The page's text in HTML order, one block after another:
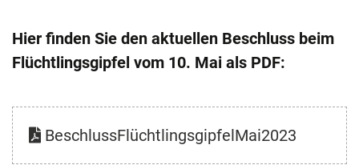
Hier finden Sie den aktuellen Beschluss beim
Flüchtlingsgipfel vom 10. Mai als PDF:
BeschlussFlüchtlingsgipfelMai2023